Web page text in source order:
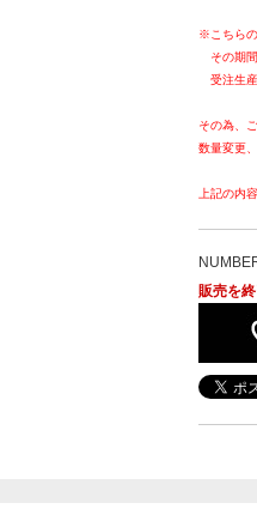
※こちらの
その期間
受注生産
その為、
数量変更
上記の内
販売を終